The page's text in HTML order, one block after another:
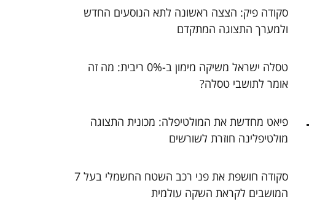
סקודה פיק: הצצה ראשונה לתא הנוסעים החדש
ולמערך התצוגה המתקדם
טסלה ישראל משיקה מימון ב-0% ריבית: מה זה
אומר לתושבי טסלה?
פיאט מחדשת את המולטיפלה: מכונית התצוגה
מולטיפלינה חוזרת לשורשים
סקודה חושפת את פני רכב השטח החשמלי בעל 7
המושבים לקראת השקה עולמית